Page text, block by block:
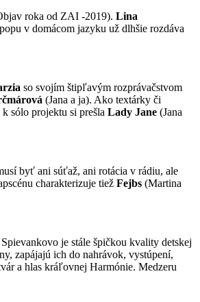
roka od ZAI -2019). Lina
v domácom jazyku už dlhšie rozdáva
so svojím štipľavým rozprávačstvom
(Jana a ja). Ako textárky či
sólo projektu si prešla Lady Jane (Jana
byť ani súťaž, ani rotácia v rádiu, ale
charakterizuje tiež Fejbs (Martina
je stále špičkou kvality detskej
zapájajú ich do nahrávok, vystúpení,
a hlas kráľovnej Harmónie. Medzeru